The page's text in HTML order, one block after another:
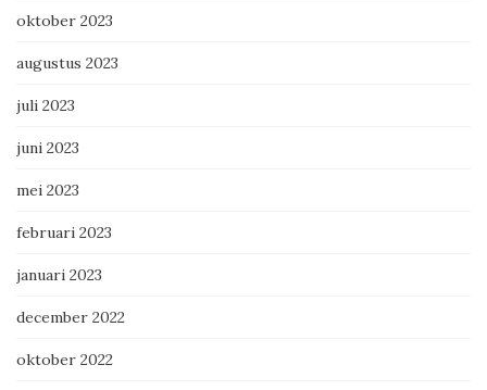
oktober 2023
augustus 2023
juli 2023
juni 2023
mei 2023
februari 2023
januari 2023
december 2022
oktober 2022